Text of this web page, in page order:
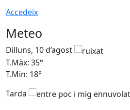
Accedeix
Meteo
Dilluns, 10 d’agost
T.Màx: 35°
T.Min: 18°
Tarda